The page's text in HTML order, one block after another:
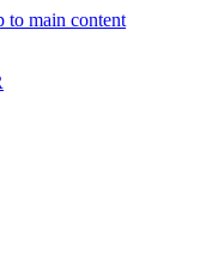
to main content